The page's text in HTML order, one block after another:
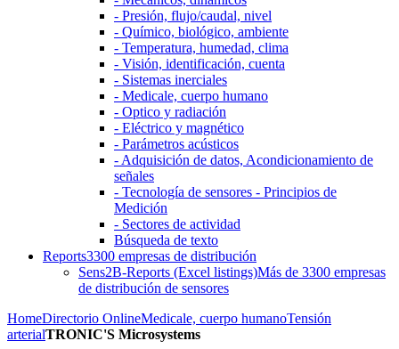
- Presión, flujo/caudal, nivel
- Químico, biológico, ambiente
- Temperatura, humedad, clima
- Visión, identificación, cuenta
- Sistemas inerciales
- Medicale, cuerpo humano
- Optico y radiación
- Eléctrico y magnético
- Parámetros acústicos
- Adquisición de datos, Acondicionamiento de
señales
- Tecnología de sensores - Principios de
Medición
- Sectores de actividad
Búsqueda de texto
Reports3300 empresas de distribución
Sens2B-Reports (Excel listings)Más de 3300 empresas
de distribución de sensores
HomeDirectorio OnlineMedicale, cuerpo humanoTensión
arterialTRONIC'S Microsystems